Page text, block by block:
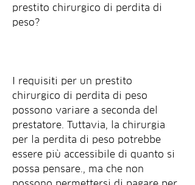
prestito chirurgico di perdita di
peso?
I requisiti per un prestito
chirurgico di perdita di peso
possono variare a seconda del
prestatore. Tuttavia, la chirurgia
per la perdita di peso potrebbe
essere più accessibile di quanto si
possa pensare., ma che non